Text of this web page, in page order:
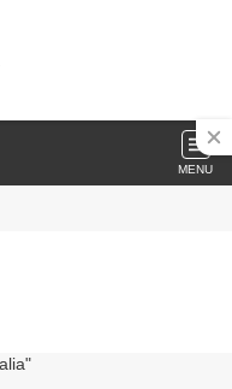
MENU